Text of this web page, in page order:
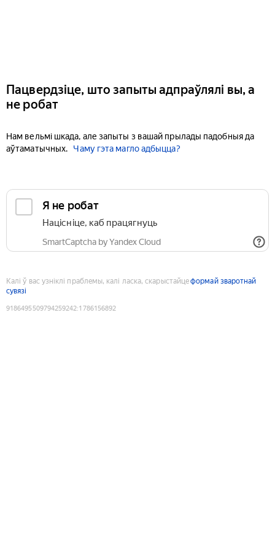
Пацвердзіце, што запыты адпраўлялі вы, а
не робат
Нам вельмі шкада, але запыты з вашай прылады падобныя да
аўтаматычных.
Чаму гэта магло адбыцца?
Я не робат
Націсніце, каб працягнуць
SmartCaptcha by Yandex Cloud
Калі ў вас узніклі праблемы, калі ласка, скарыстайцеформай зваротнай
сувязі
9186495509794259242:1786156892